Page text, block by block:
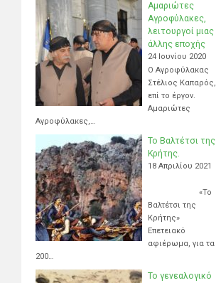
Αμαριώτες
Αγροφύλακες,
λειτουργοί μιας
άλλης εποχής
24 Ιουνίου 2020
Ο Αγροφύλακας
Στέλιος Καπαρός,
επί το έργον.
Αμαριώτες
Αγροφύλακες,…
Το Βαλτέτσι της
Κρήτης.
18 Απριλίου 2021
«Το
Βαλτέτσι της
Κρήτης»
Επετειακό
αφιέρωμα, για τα
200…
Το γενεαλογικό